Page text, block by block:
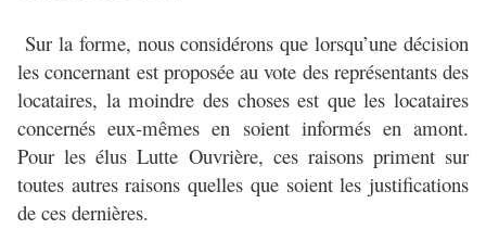
Sur la forme, nous considérons que lorsqu’une décision
les concernant est proposée au vote des représentants des
locataires, la moindre des choses est que les locataires
concernés eux-mêmes en soient informés en amont.
Pour les élus Lutte Ouvrière, ces raisons priment sur
toutes autres raisons quelles que soient les justifications
de ces dernières.